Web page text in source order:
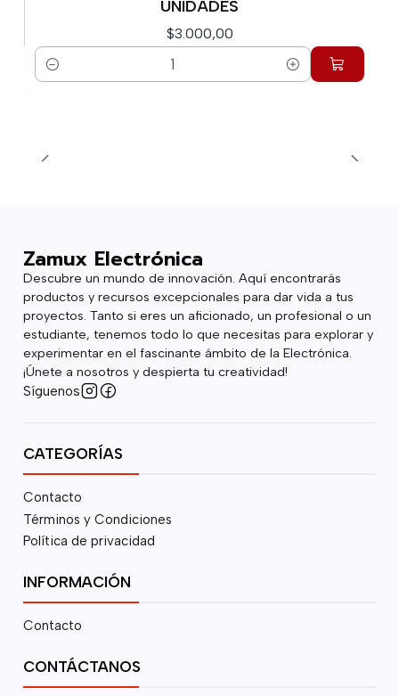
UNIDADES
$3.000,00
Cantidad
Zamux Electrónica
Descubre un mundo de innovación. Aquí encontrarás
productos y recursos excepcionales para dar vida a tus
proyectos. Tanto si eres un aficionado, un profesional o un
estudiante, tenemos todo lo que necesitas para explorar y
experimentar en el fascinante ámbito de la Electrónica.
¡Únete a nosotros y despierta tu creatividad!
Síguenos
CATEGORÍAS
Contacto
Términos y Condiciones
Política de privacidad
INFORMACIÓN
Contacto
CONTÁCTANOS